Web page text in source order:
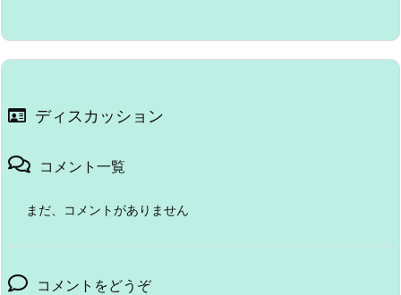
ディスカッション
コメント一覧
まだ、コメントがありません
コメントをどうぞ